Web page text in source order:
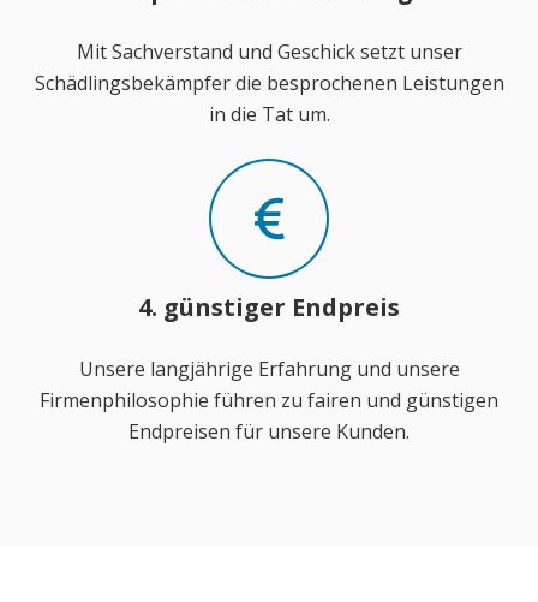
Mit Sachverstand und Geschick setzt unser
Schädlingsbekämpfer die besprochenen Leistungen
in die Tat um.
4. günstiger Endpreis
Unsere langjährige Erfahrung und unsere
Firmenphilosophie führen zu fairen und günstigen
Endpreisen für unsere Kunden.